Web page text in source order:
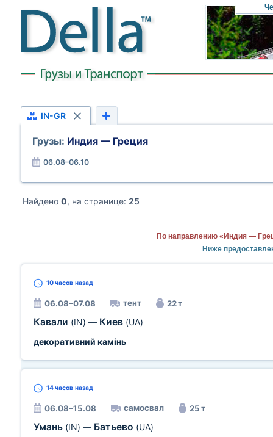
IN-GR
Грузы: Индия — Греция
06.08–06.10
Найдено 0, на странице: 25
По направлению «Индия —
Ниже
10 часов назад
06.08–07.08 тент 22 т
Кавали (IN) — Киев (UA)
декоративний камінь
14 часов назад
06.08–15.08 самосвал 25 т
Умань (IN) — Батьево (UA)